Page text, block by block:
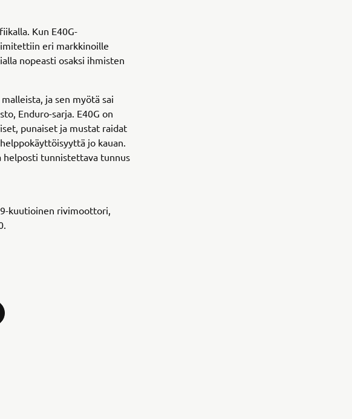
Kun E40G-
eri markkinoille
nopeasti osaksi ihmisten
ja sen myötä sai
Enduro-sarja. E40G on
punaiset ja mustat raidat
jo kauan.
tunnistettava tunnus
kuutioinen rivimoottori,